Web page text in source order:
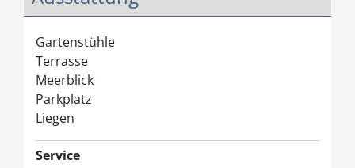
Gartenstühle
Terrasse
Meerblick
Parkplatz
Liegen
Service